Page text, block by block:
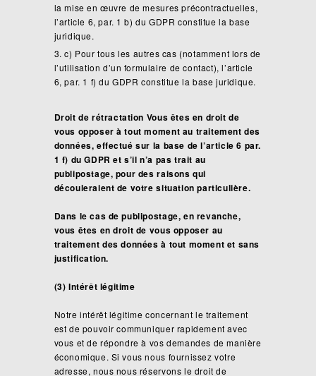
la mise en œuvre de mesures précontractuelles,
l’article 6, par. 1 b) du GDPR constitue la base
juridique.
c) Pour tous les autres cas (notamment lors de
l’utilisation d’un formulaire de contact), l’article
6, par. 1 f) du GDPR constitue la base juridique.
Droit de rétractation Vous êtes en droit de
vous opposer à tout moment au traitement des
données, effectué sur la base de l’article 6 par.
1 f) du GDPR et s’il n’a pas trait au
publipostage, pour des raisons qui
découleraient de votre situation particulière.
Dans le cas de publipostage, en revanche,
vous êtes en droit de vous opposer au
traitement des données à tout moment et sans
justification.
(3) Intérêt légitime
Notre intérêt légitime concernant le traitement
est de pouvoir communiquer rapidement avec
vous et de répondre à vos demandes de manière
économique. Si vous nous fournissez votre
adresse, nous nous réservons le droit de